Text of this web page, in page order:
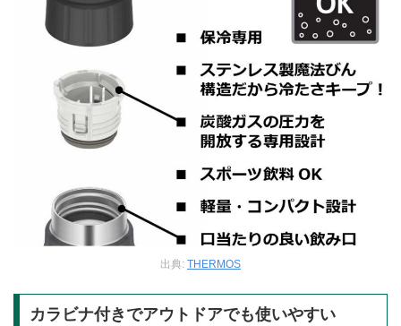
出典: THERMOS
カラビナ付きでアウトドアでも使いやすい